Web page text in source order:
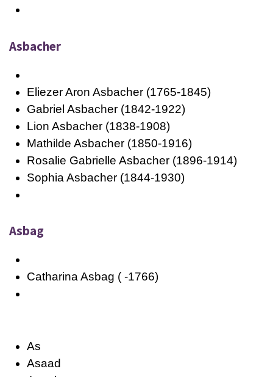
Asbacher
Eliezer Aron Asbacher (1765-1845)
Gabriel Asbacher (1842-1922)
Lion Asbacher (1838-1908)
Mathilde Asbacher (1850-1916)
Rosalie Gabrielle Asbacher (1896-1914)
Sophia Asbacher (1844-1930)
Asbag
Catharina Asbag ( -1766)
As
Asaad